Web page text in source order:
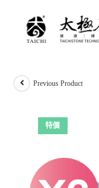
特價
Previous Product